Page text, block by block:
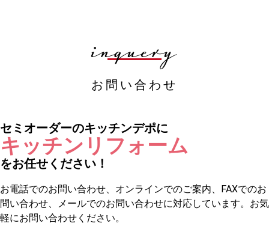
inquery
お問い合わせ
セミオーダーのキッチンデポに
キッチンリフォーム
をお任せください！
お電話でのお問い合わせ、オンラインでのご案内、FAXでのお
問い合わせ、メールでのお問い合わせに対応しています。お気
軽にお問い合わせください。